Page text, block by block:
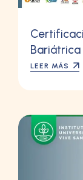
Bariátrica
LEER MÁS